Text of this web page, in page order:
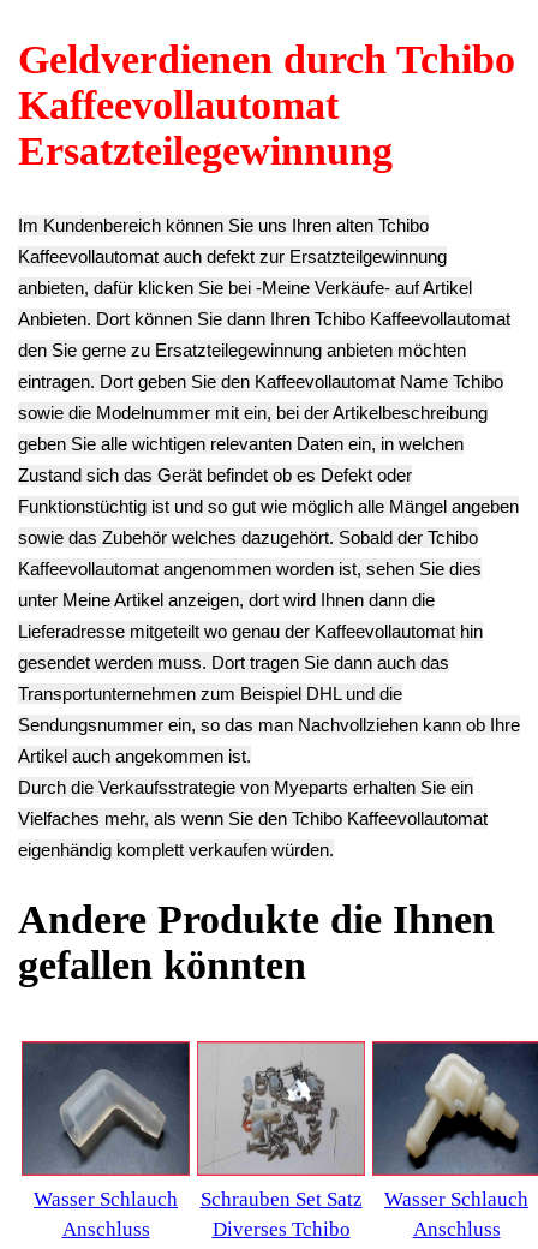
4.83€
** Endkundenpreis
zzgl.
** Endkundenpreis
zzgl.
Versand
Anschluss
Kupplung L-Stück
6.93€
** Endkundenpreis
zzgl.
Abdeckung Blende
370635
11.13€
zzgl. Versand
Gehäuseteil Tchibo
370635
** Endkundenpreis
zzgl.Versand
Kaffee Auslauf
Tchibo 370635
9.03€
zzgl.Versand
Anschluss Strom
Tchibo 370635
** Endkundenpreis
zzgl.Versand
Kaffee Auslauf
370635
10.43€
** Endkundenpreis
zzgl.Versand
Deutsch / English
Ersatzteile suchen?
Verwenden Sie Stichworte, um ein Ersatzteil zu
Hersteller
Kategorien
Notebook(66091)
Kaffeevollautomat
-> (54295)
(1112)
Ambiano(29)
BIALETTI(27)
Bosch (2885)
BRAUN(79)
Café express(14)
(7443)
Gaggia(90)